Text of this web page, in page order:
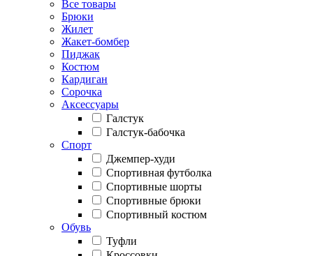
Все товары
Брюки
Жилет
Жакет-бомбер
Пиджак
Костюм
Кардиган
Сорочка
Аксессуары
Галстук
Галстук-бабочка
Спорт
Джемпер-худи
Спортивная футболка
Спортивные шорты
Спортивные брюки
Спортивный костюм
Обувь
Туфли